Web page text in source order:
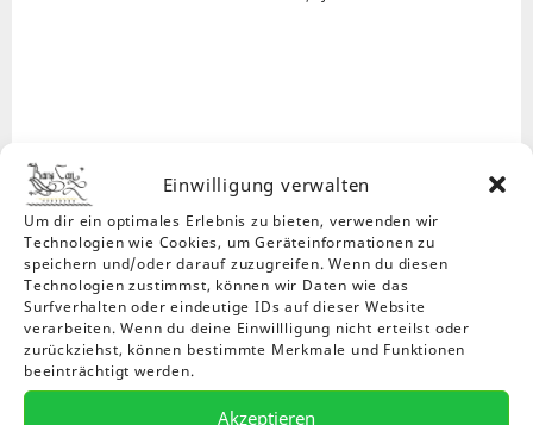
Einwilligung verwalten
Um dir ein optimales Erlebnis zu bieten, verwenden wir
Technologien wie Cookies, um Geräteinformationen zu
speichern und/oder darauf zuzugreifen. Wenn du diesen
Technologien zustimmst, können wir Daten wie das
Surfverhalten oder eindeutige IDs auf dieser Website
verarbeiten. Wenn du deine Einwillligung nicht erteilst oder
zurückziehst, können bestimmte Merkmale und Funktionen
beeinträchtigt werden.
Akzeptieren